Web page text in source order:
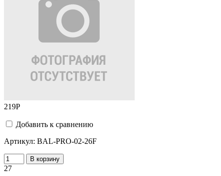
219Р
Добавить к сравнению
Артикул: BAL-PRO-02-26F
В корзину
27